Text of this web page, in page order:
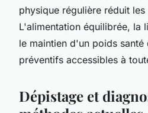
physique régulière réduit
L'alimentation équilibrée, la
le maintien d'un poids
préventifs accessibles à
Dépistage et